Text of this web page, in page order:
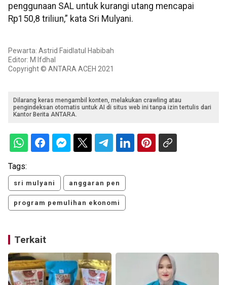
penggunaan SAL untuk kurangi utang mencapai
Rp150,8 triliun,” kata Sri Mulyani.
Pewarta: Astrid Faidlatul Habibah
Editor: M Ifdhal
Copyright © ANTARA ACEH 2021
Dilarang keras mengambil konten, melakukan crawling atau
pengindeksan otomatis untuk AI di situs web ini tanpa izin tertulis dari
Kantor Berita ANTARA.
Tags:
sri mulyani anggaran pen
program pemulihan ekonomi
Terkait